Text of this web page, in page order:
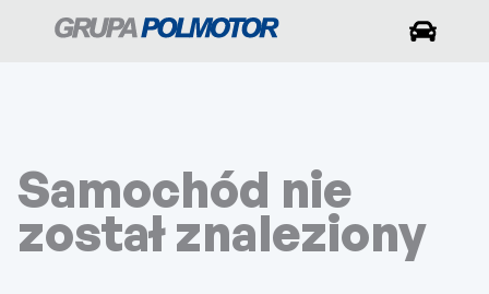
Samochód nie
został znaleziony